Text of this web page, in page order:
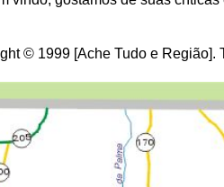
© 1999 [Ache Tudo e Região].